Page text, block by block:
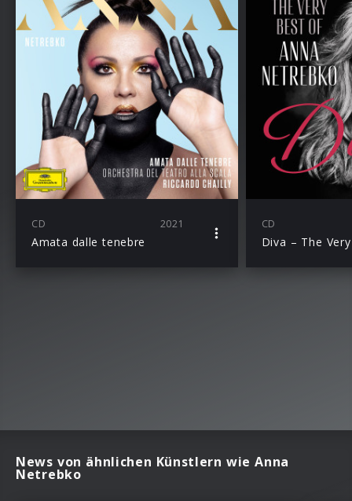
CD 2021
Amata dalle tenebre
CD
News von ähnlichen Künstlern wie Anna
Netrebko